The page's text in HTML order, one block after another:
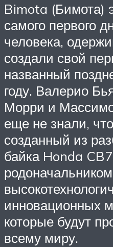
Bimota (Бимота)
самого первого
человека,
создали свой
названный
году. Валерио
Морри и
еще не знали,
созданный из
байка Honda
инновационных
которые будут
всему миру.